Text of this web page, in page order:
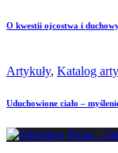
O kwestii ojcostwa i
Artykuły, Katalog
Uduchowione ciało –